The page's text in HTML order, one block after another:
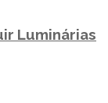
Luminárias